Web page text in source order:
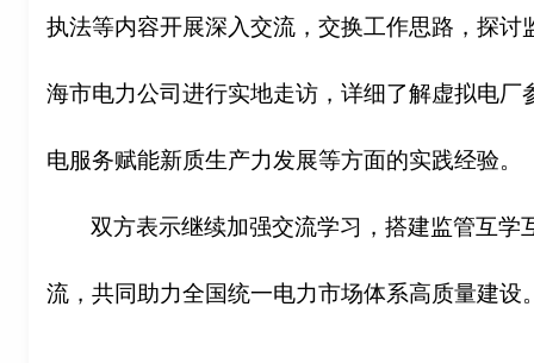
执法等内容开展深入交流，交换工作思路，探讨
海市电力公司进行实地走访，详细了解虚拟电厂
电服务赋能新质生产力发展等方面的实践经验。
双方表示继续加强交流学习，搭建监管互学
流，共同助力全国统一电力市场体系高质量建设